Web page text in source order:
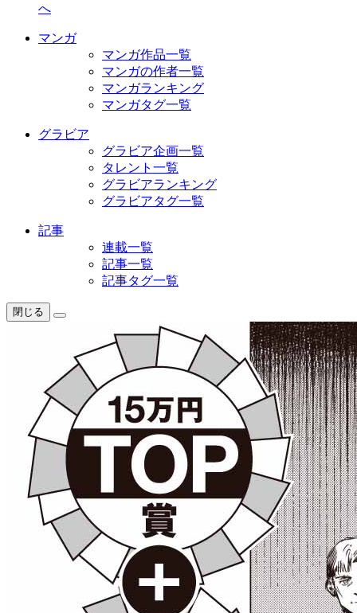
へ
マンガ
マンガ作品一覧
マンガの作者一覧
マンガランキング
マンガタグ一覧
グラビア
グラビア企画一覧
タレント一覧
グラビアランキング
グラビアタグ一覧
記事
連載一覧
記事一覧
記事タグ一覧
閉じる